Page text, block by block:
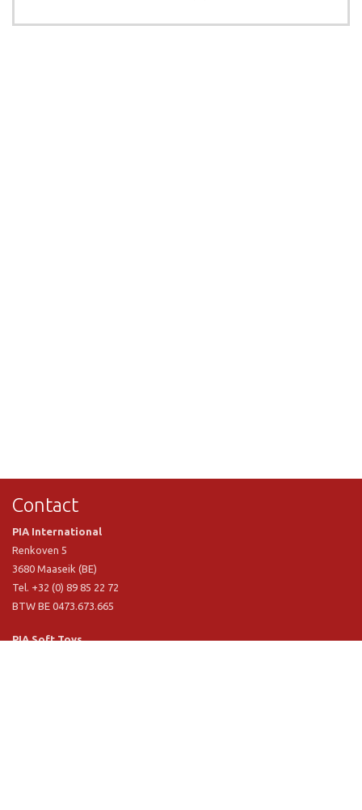
Contact
PIA International
Renkoven 5
3680 Maaseik (BE)
Tel. +32 (0) 89 85 22 72
BTW BE 0473.673.665
PIA Soft Toys